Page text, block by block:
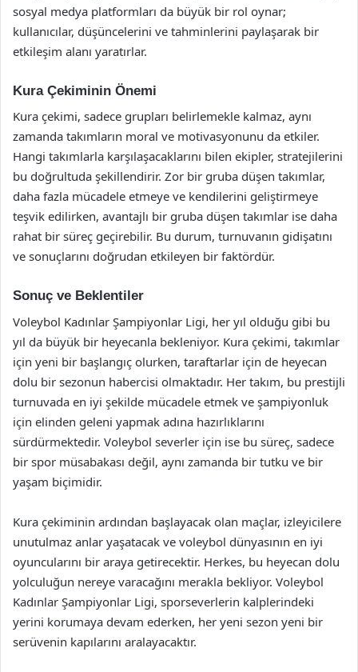
sosyal medya platformları da büyük bir rol oynar;
kullanıcılar, düşüncelerini ve tahminlerini paylaşarak bir
etkileşim alanı yaratırlar.
Kura Çekiminin Önemi
Kura çekimi, sadece grupları belirlemekle kalmaz, aynı
zamanda takımların moral ve motivasyonunu da etkiler.
Hangi takımlarla karşılaşacaklarını bilen ekipler, stratejilerini
bu doğrultuda şekillendirir. Zor bir gruba düşen takımlar,
daha fazla mücadele etmeye ve kendilerini geliştirmeye
teşvik edilirken, avantajlı bir gruba düşen takımlar ise daha
rahat bir süreç geçirebilir. Bu durum, turnuvanın gidişatını
ve sonuçlarını doğrudan etkileyen bir faktördür.
Sonuç ve Beklentiler
Voleybol Kadınlar Şampiyonlar Ligi, her yıl olduğu gibi bu
yıl da büyük bir heyecanla bekleniyor. Kura çekimi, takımlar
için yeni bir başlangıç olurken, taraftarlar için de heyecan
dolu bir sezonun habercisi olmaktadır. Her takım, bu prestijli
turnuvada en iyi şekilde mücadele etmek ve şampiyonluk
için elinden geleni yapmak adına hazırlıklarını
sürdürmektedir. Voleybol severler için ise bu süreç, sadece
bir spor müsabakası değil, aynı zamanda bir tutku ve bir
yaşam biçimidir.
Kura çekiminin ardından başlayacak olan maçlar, izleyicilere
unutulmaz anlar yaşatacak ve voleybol dünyasının en iyi
oyuncularını bir araya getirecektir. Herkes, bu heyecan dolu
yolculuğun nereye varacağını merakla bekliyor. Voleybol
Kadınlar Şampiyonlar Ligi, sporseverlerin kalplerindeki
yerini korumaya devam ederken, her yeni sezon yeni bir
serüvenin kapılarını aralayacaktır.